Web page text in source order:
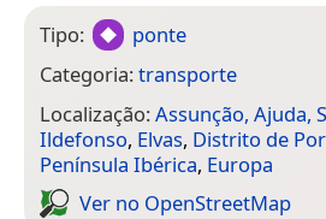
Tipo:
ponte
Categoria:transporte
Localização:Assunção, Ajuda,
Ildefonso, Elvas, Distrito de
Península Ibérica, Europa
Ver no Open­Street­Map